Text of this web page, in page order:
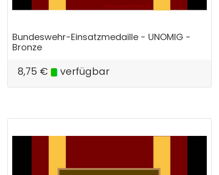
Bundeswehr-Einsatzmedaille - UNOMIG -
Bronze
8,75 € verfügbar